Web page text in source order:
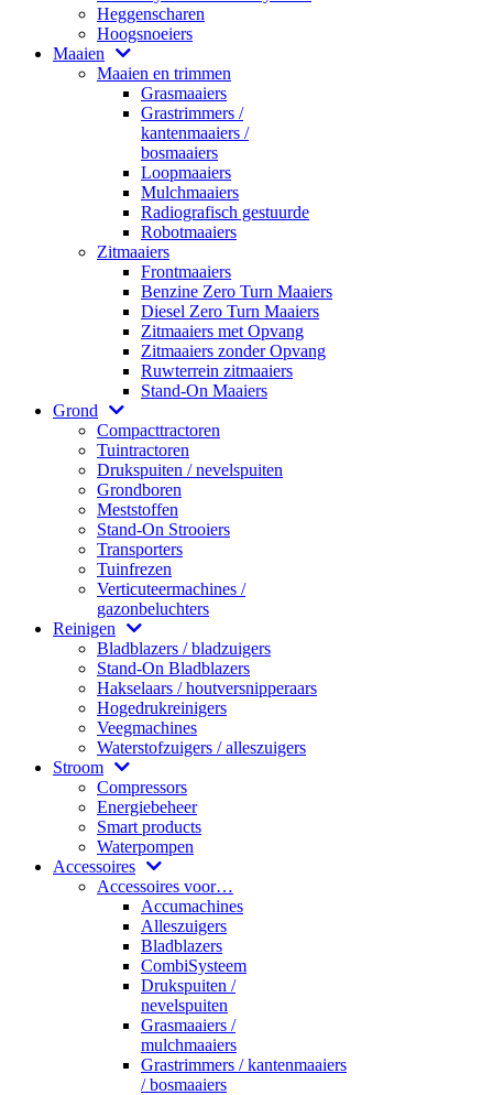
Heggenscharen
Hoogsnoeiers
Maaien
Maaien en trimmen
Grasmaaiers
Grastrimmers /
kantenmaaiers /
bosmaaiers
Loopmaaiers
Mulchmaaiers
Radiografisch gestuurde
Robotmaaiers
Zitmaaiers
Frontmaaiers
Benzine Zero Turn Maaiers
Diesel Zero Turn Maaiers
Zitmaaiers met Opvang
Zitmaaiers zonder Opvang
Ruwterrein zitmaaiers
Stand-On Maaiers
Grond
Compacttractoren
Tuintractoren
Drukspuiten / nevelspuiten
Grondboren
Meststoffen
Stand-On Strooiers
Transporters
Tuinfrezen
Verticuteermachines /
gazonbeluchters
Reinigen
Bladblazers / bladzuigers
Stand-On Bladblazers
Hakselaars / houtversnipperaars
Hogedrukreinigers
Veegmachines
Waterstofzuigers / alleszuigers
Stroom
Compressors
Energiebeheer
Smart products
Waterpompen
Accessoires
Accessoires voor…
Accumachines
Alleszuigers
Bladblazers
CombiSysteem
Drukspuiten /
nevelspuiten
Grasmaaiers /
mulchmaaiers
Grastrimmers / kantenmaaiers
/ bosmaaiers